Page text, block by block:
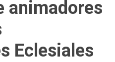
animadores
Eclesiales